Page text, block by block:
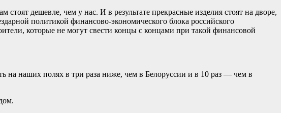
дешевле, чем у нас. И в результате прекрасные изделия стоят на дворе,
политикой финансово-экономического блока российского
которые не могут свести концы с концами при такой финансовой
на наших полях в три раза ниже, чем в Белоруссии и в 10 раз — чем в